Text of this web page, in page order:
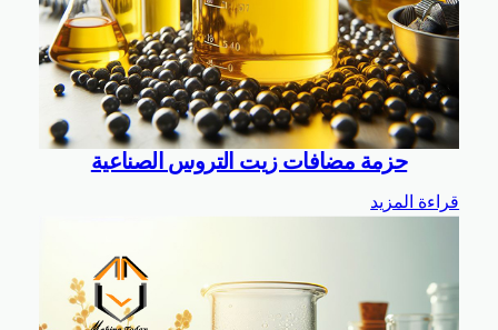
حزمة مضافات زيت التروس الصناعية
قراءة المزيد